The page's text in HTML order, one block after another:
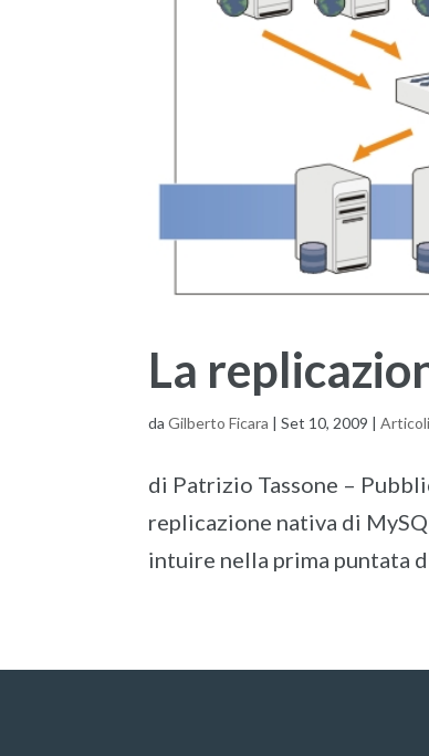
La
daGilberto Ficara |Set 10, 2009 |Articoli
di Patrizio Tassone –
replicazione nativa di
intuire nella prima puntata